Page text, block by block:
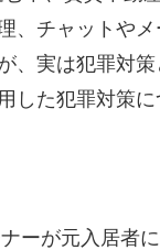
、チャットや
、実は犯罪対策
した犯罪対策に
ーが元入居者